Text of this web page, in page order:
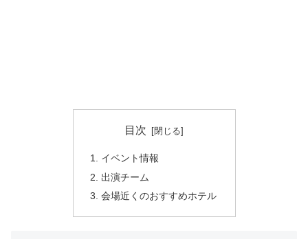
目次
イベント情報
出演チーム
会場近くのおすすめホテル